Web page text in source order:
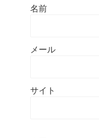
名前
メール
サイト